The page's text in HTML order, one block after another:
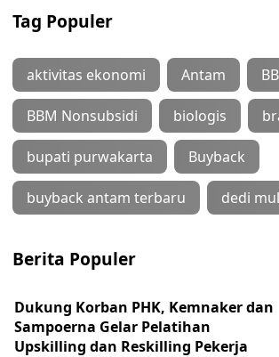
Tag Populer
aktivitas ekonomi Antam
BBM Nonsubsidi biologis
bupati purwakarta Buyback
buyback antam terbaru dedi
Berita Populer
Dukung Korban PHK, Kemnaker dan
Sampoerna Gelar Pelatihan
Upskilling dan Reskilling Pekerja